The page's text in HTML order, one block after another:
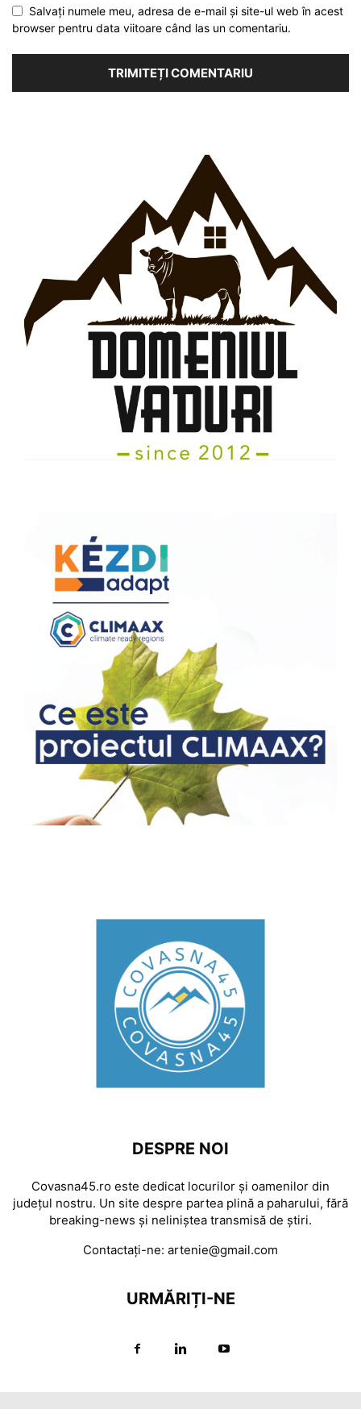
Salvați numele meu, adresa de e-mail și site-ul web în acest
browser pentru data viitoare când las un comentariu.
DESPRE NOI
Covasna45.ro este dedicat locurilor și oamenilor din
județul nostru. Un site despre partea plină a paharului, fără
breaking-news și neliniștea transmisă de știri.
Contactați-ne: artenie@gmail.com
URMĂRIȚI-NE